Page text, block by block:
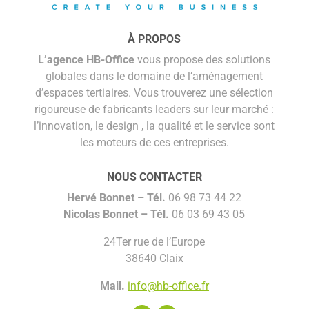
À PROPOS
L’agence HB-Office vous propose des solutions
globales dans le domaine de l’aménagement
d’espaces tertiaires. Vous trouverez une sélection
rigoureuse de fabricants leaders sur leur marché :
l’innovation, le design , la qualité et le service sont
les moteurs de ces entreprises.
NOUS CONTACTER
Hervé Bonnet –Tél. 06 98 73 44 22
Nicolas Bonnet – Tél. 06 03 69 43 05
24Ter rue de l’Europe
38640 Claix
Mail. info@hb-office.fr